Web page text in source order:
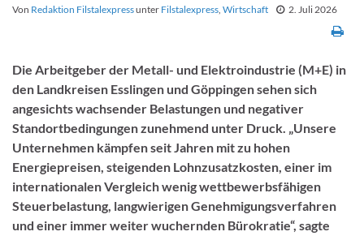
Von Redaktion Filstalexpressunter Filstalexpress, Wirtschaft 2. Juli 2026
Die Arbeitgeber der Metall- und Elektroindustrie (M+E) in
den Landkreisen Esslingen und Göppingen sehen sich
angesichts wachsender Belastungen und negativer
Standortbedingungen zunehmend unter Druck. „Unsere
Unternehmen kämpfen seit Jahren mit zu hohen
Energiepreisen, steigenden Lohnzusatzkosten, einer im
internationalen Vergleich wenig wettbewerbsfähigen
Steuerbelastung, langwierigen Genehmigungsverfahren
und einer immer weiter wuchernden Bürokratie“, sagte